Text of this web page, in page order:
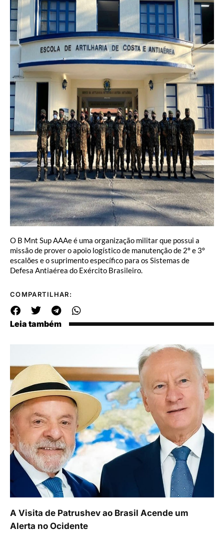
O B Mnt Sup AAAe é uma organização militar que possui a
missão de prover o apoio logístico de manutenção de 2º e 3º
escalões e o suprimento específico para os Sistemas de
Defesa Antiaérea do Exército Brasileiro.
COMPARTILHAR:
Leia também
A Visita de Patrushev ao Brasil Acende um
Alerta no Ocidente